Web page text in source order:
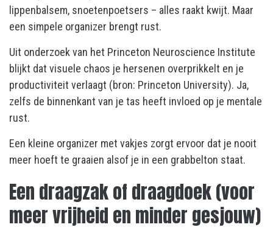
lippenbalsem, snoetenpoetsers – alles raakt kwijt. Maar
een simpele organizer brengt rust.
Uit onderzoek van het Princeton Neuroscience Institute
blijkt dat visuele chaos je hersenen overprikkelt en je
productiviteit verlaagt (bron: Princeton University). Ja,
zelfs de binnenkant van je tas heeft invloed op je mentale
rust.
Een kleine organizer met vakjes zorgt ervoor dat je nooit
meer hoeft te graaien alsof je in een grabbelton staat.
Een draagzak of draagdoek (voor
meer vrijheid en minder gesjouw)